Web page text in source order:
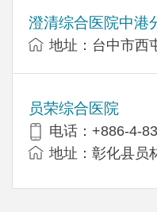
澄清综合医院中港
地址：台中市西
员荣综合医院
电话：+886-4-
地址：彰化县员